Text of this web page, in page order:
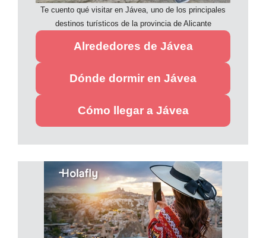
Te cuento qué visitar en Jávea, uno de los principales
destinos turísticos de la provincia de Alicante
Alrededores de Jávea
Dónde dormir en Jávea
Cómo llegar a Jávea